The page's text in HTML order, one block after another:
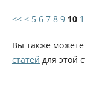
<< < 5 6 7 8 9 10
Вы также можете
статей для этой